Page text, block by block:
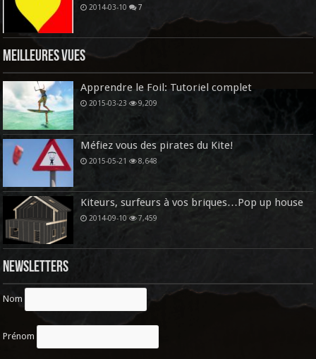
2014-03-10 7
Meilleures vues
Apprendre le Foil: Tutoriel complet
2015-03-23 9,209
Méfiez vous des pirates du Kite!
2015-05-21 8,648
Kiteurs, surfeurs à vos briques…Pop up house
2014-09-10 7,459
Newsletters
Nom
Prénom